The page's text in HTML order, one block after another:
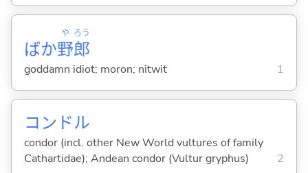
ばか野
や
郎
ろう
goddamn idiot; moron; nitwit 1
コンドル
condor (incl. other New World vultures of family
Cathartidae); Andean condor (Vultur gryphus)
2